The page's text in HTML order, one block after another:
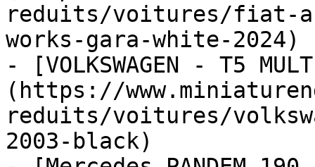
reduits/voitures/fiat-
works-gara-white-2024)
- [VOLKSWAGEN - T5
(https://
reduits/voitures/
2003-black)